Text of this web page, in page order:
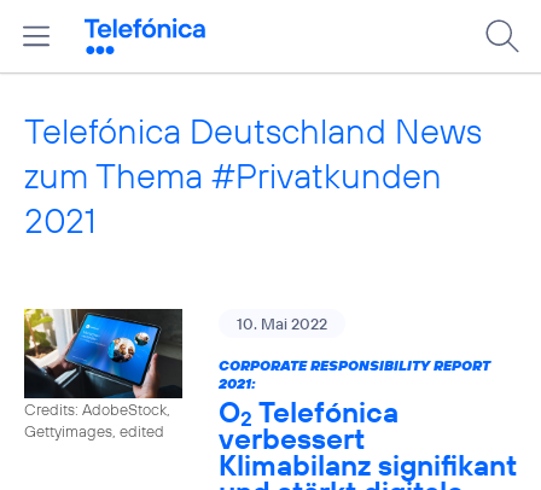
Telefónica Deutschland News
zum Thema #Privatkunden
2021
Credits: AdobeStock,
Gettyimages, edited
10. Mai 2022
CORPORATE RESPONSIBILITY REPORT
2021:
O2 Telefónica
verbessert
Klimabilanz signifikant